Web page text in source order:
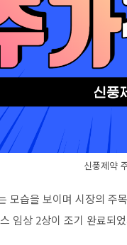
신풍제약
모습을 보이며 시장의 주
임상 2상이 조기 완료되